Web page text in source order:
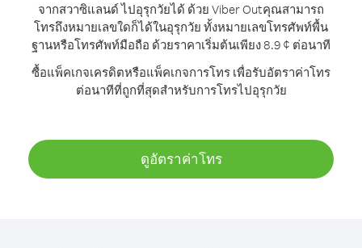
จากสวาซิแลนด์ ไปอุรุกวัยได้ ด้วย Viber Outคุณสามารถ
โทรถึงหมายเลขใดก็ได้ในอุรุกวัย ทั้งหมายเลขโทรศัพท์พื้น
ฐานหรือโทรศัพท์มือถือ ด้วยราคาเริ่มต้นเพียง 8.9 ¢ ต่อนาที
ซื้อแพ็คเกจเครดิตหรือแพ็คเกจการโทร เพื่อรับอัตราค่าโทร
ต่อนาทีที่ถูกที่สุดสำหรับการโทรไปอุรุกวัย
ดูอัตราค่าโทร